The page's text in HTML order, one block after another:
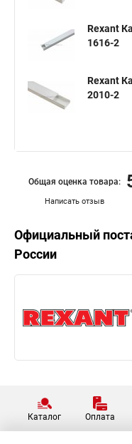
Rexant
1616-2
Rexant
2010-2
Написать отзыв
Общая оценка товара:
Официальный
России
Каталог Оплата